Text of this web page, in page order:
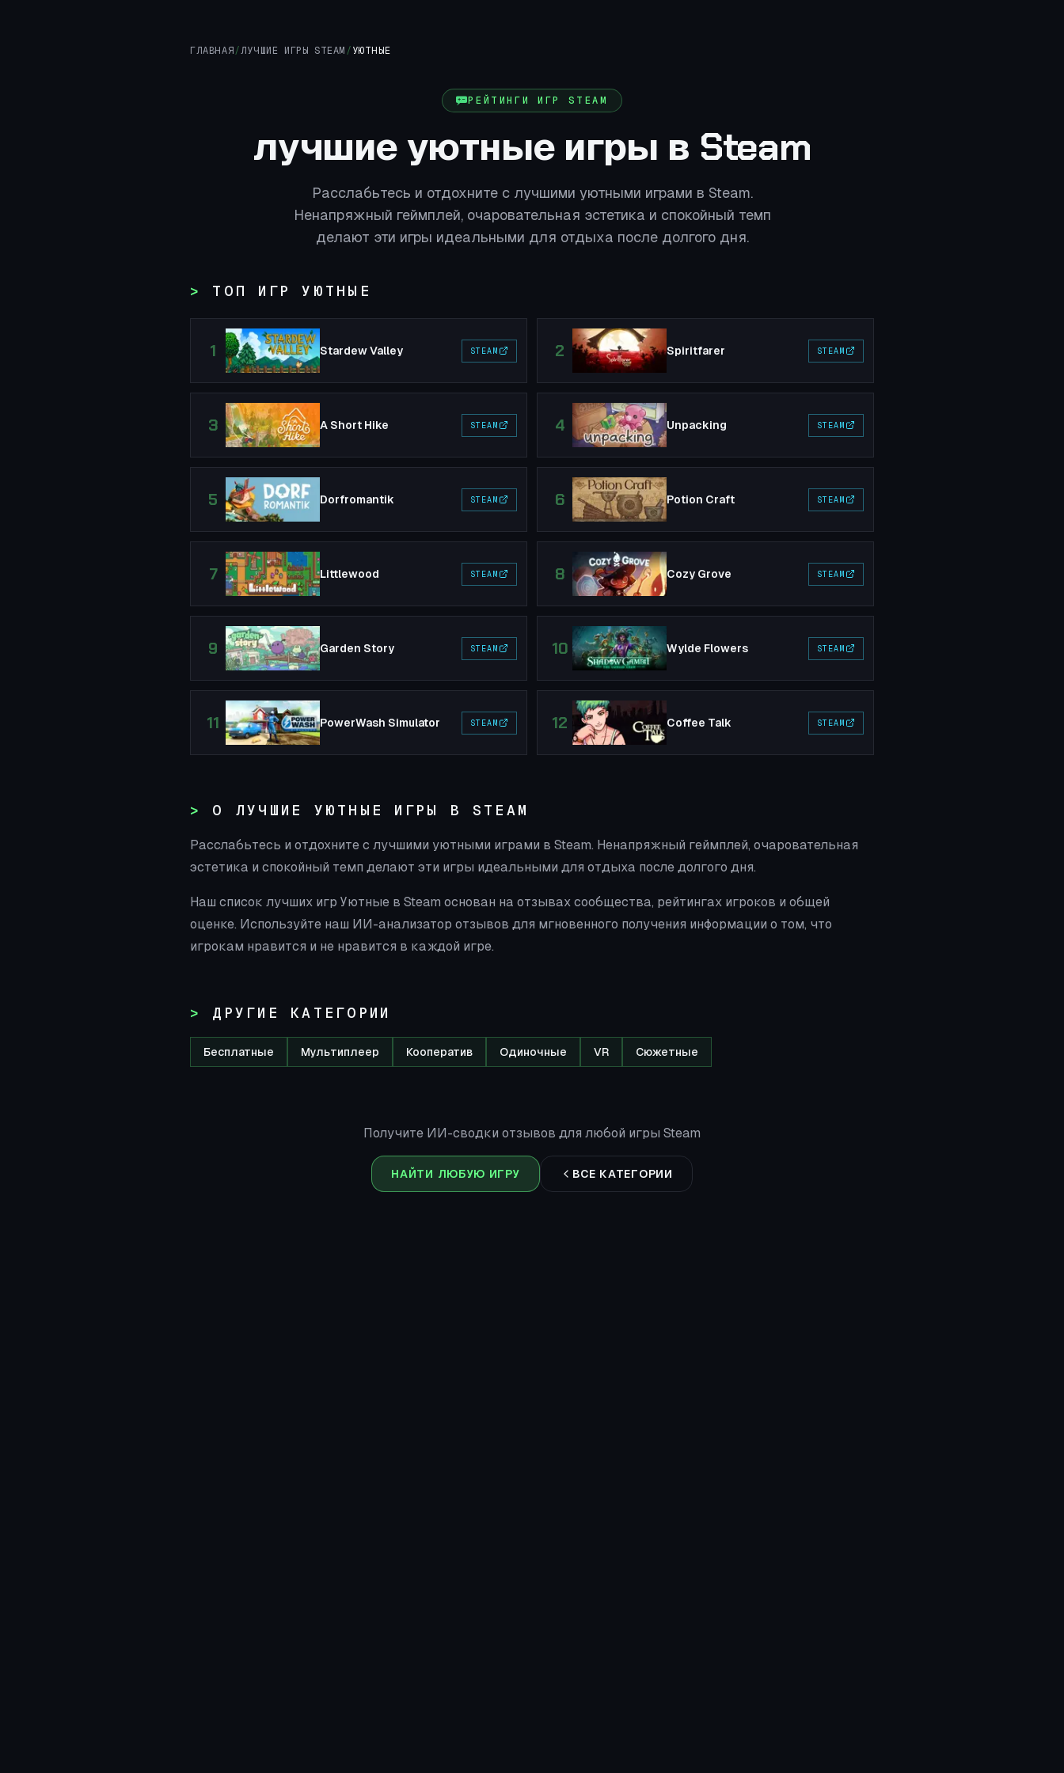
ГЛАВНАЯ /ЛУЧШИЕ ИГРЫ STEAM / УЮТНЫЕ
РЕЙТИНГИ ИГР STEAM
лучшие уютные игры в Steam
Расслабьтесь и отдохните с лучшими уютными играми в Steam.
Ненапряжный геймплей, очаровательная эстетика и спокойный темп
делают эти игры идеальными для отдыха после долгого дня.
ТОП ИГР УЮТНЫЕ
1 Stardew Valley STEAM 2 Spiritfarer STEAM
3 A Short Hike STEAM 4 Unpacking STEAM
5 Dorfromantik STEAM 6 Potion Craft STEAM
7 Littlewood STEAM 8 Cozy Grove STEAM
9 Garden Story STEAM 10 Wylde Flowers STEAM
11 PowerWash Simulator STEAM 12 Coffee Talk STEAM
О ЛУЧШИЕ УЮТНЫЕ ИГРЫ В STEAM
Расслабьтесь и отдохните с лучшими уютными играми в Steam. Ненапряжный геймплей, очаровательная
эстетика и спокойный темп делают эти игры идеальными для отдыха после долгого дня.
Наш список лучших игр Уютные в Steam основан на отзывах сообщества, рейтингах игроков и общей
оценке. Используйте наш ИИ-анализатор отзывов для мгновенного получения информации о том, что
игрокам нравится и не нравится в каждой игре.
ДРУГИЕ КАТЕГОРИИ
Бесплатные Мультиплеер Кооператив Одиночные VR Сюжетные
Получите ИИ-сводки отзывов для любой игры Steam
НАЙТИ ЛЮБУЮ ИГРУ ВСЕ КАТЕГОРИИ